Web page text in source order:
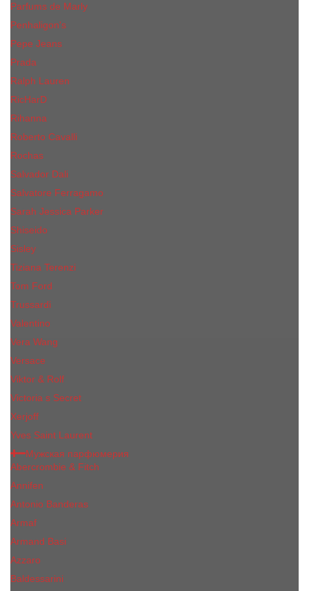
Parfums de Marly
Penhaligon's
Pepe Jeans
Prada
Ralph Lauren
RicHarD
Rihanna
Roberto Cavalli
Rochas
Salvador Dali
Salvatore Ferragamo
Sarah Jessica Parker
Shiseido
Sisley
Tiziana Terenzi
Tom Ford
Trussardi
Valentino
Vera Wang
Versace
Viktor & Rolf
Victoria s Secret
Xerjoff
Yves Saint Laurent
Мужская парфюмерия
Abercrombie & Fitch
Annifen
Antonio Banderas
Armaf
Armand Basi
Azzaro
Baldessarini